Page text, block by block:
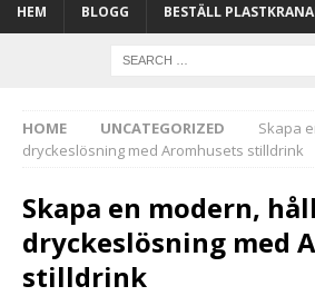
HEM BLOGG BESTÄLL
HOME UNCATEGORIZED
Skapa
dryckeslösning med Aromhusets stilldrink
Skapa en modern,
dryckeslösning med
stilldrink